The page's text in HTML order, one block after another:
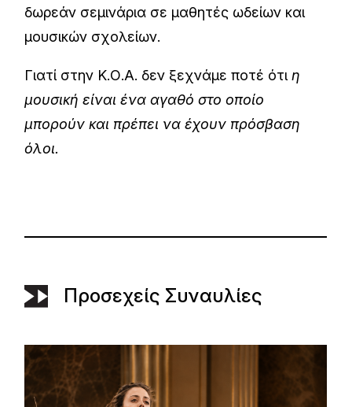
δωρεάν σεμινάρια σε μαθητές ωδείων και
μουσικών σχολείων.
Γιατί στην Κ.Ο.Α. δεν ξεχνάμε ποτέ ότι η
μουσική είναι ένα αγαθό στο οποίο
μπορούν και πρέπει να έχουν πρόσβαση
όλοι.
Προσεχείς Συναυλίες